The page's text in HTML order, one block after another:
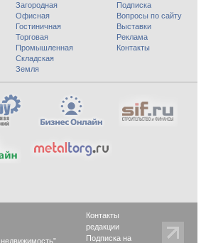
Загородная
Офисная
Гостиничная
Торговая
Промышленная
Складская
Земля
Подписка
Вопросы по сайту
Выставки
Реклама
Контакты
Контакты
редакции
Подписка на